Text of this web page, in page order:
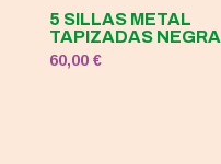
5 SILLAS METAL
TAPIZADAS NEGRA
60,00 €